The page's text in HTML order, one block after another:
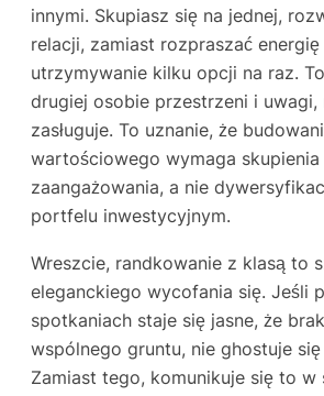
innymi. Skupiasz się na jednej,
relacji, zamiast rozpraszać energię
utrzymywanie kilku opcji na raz.
drugiej osobie przestrzeni i uwagi,
zasługuje. To uznanie, że
wartościowego wymaga skupienia
zaangażowania, a nie
portfelu inwestycyjnym.
Wreszcie, randkowanie z klasą to
eleganckiego wycofania się. Jeśli
spotkaniach staje się jasne, że
wspólnego gruntu, nie ghostuje
Zamiast tego, komunikuje się to w